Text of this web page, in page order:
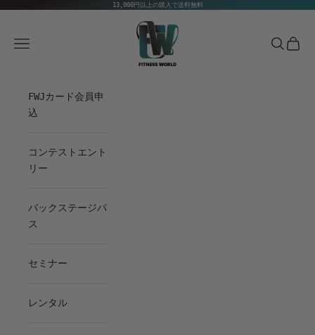
13,000円以上の購入で送料無料
Fitness World
メニュー
検索カート
FWJカード会員申
込
コンテストエント
リー
バックステージパ
ス
セミナー
レンタル